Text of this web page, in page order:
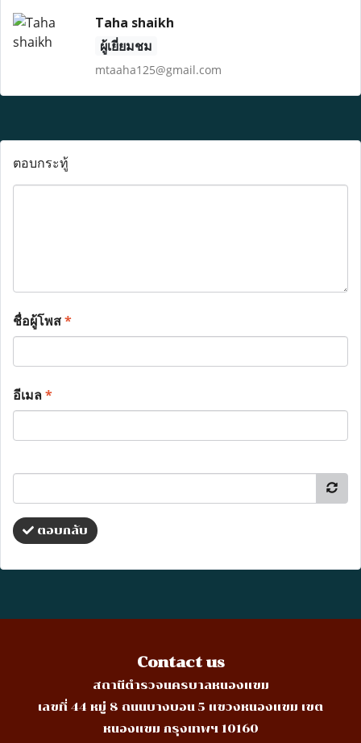
Taha shaikh
ผู้เยี่ยมชม
mtaaha125@gmail.com
ตอบกระทู้
ชื่อผู้โพส*
อีเมล*
ตอบกลับ
Contact us
สถานีตำรวจนครบาลหนองแขม
เลขที่ 44 หมู่ 8 ถนนบางบอน 5 แขวงหนองแขม เขต
หนองแขม กรุงเทพฯ 10160